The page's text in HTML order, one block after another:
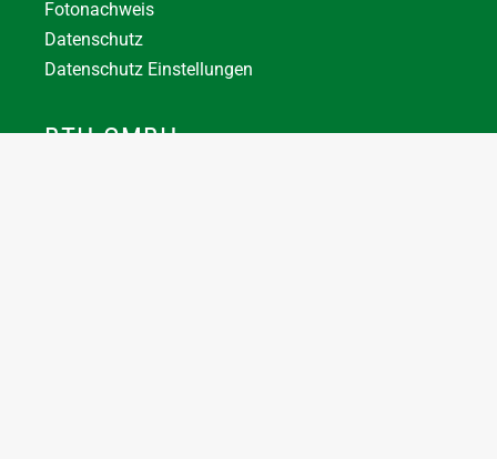
Fotonachweis
Datenschutz
Datenschutz Einstellungen
BTH GMBH